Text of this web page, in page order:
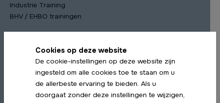
Industrie Training
BHV / EHBO trainingen
Meest gekozen trainingen
STCW Scheepsmanagement cursus
STCW Medische Training
STCW Profiency in Survival Craft Herhaling
Cookies op deze website
De cookie-instellingen op deze website zijn
ingesteld om alle cookies toe te staan om u
de allerbeste ervaring te bieden. Als u
doorgaat zonder deze instellingen te wijzigen,